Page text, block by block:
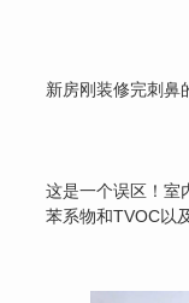
新房刚装修完刺鼻
这是一个误区！室
苯系物和TVOC以